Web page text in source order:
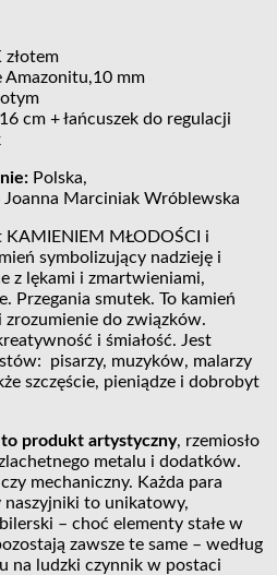
złotem
Amazonitu,10 mm
cm + łańcuszek do regulacji
Polska,
Joanna Marciniak Wróblewska
MŁODOŚCI i
symbolizujący nadzieję i
z lękami i zmartwieniami,
Przegania smutek. To kamień
do związków.
i śmiałość. Jest
pisarzy, muzyków, malarzy
szczęście, pieniądze i dobrobyt
produkt artystyczny, rzemiosło
metalu i dodatków.
mechaniczny. Każda para
to unikatowy,
– choć elementy stałe w
zawsze te same – według
na ludzki czynnik w postaci